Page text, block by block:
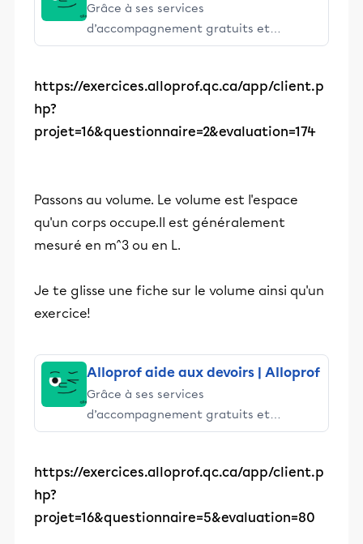
Grâce à ses services
d’accompagnement gratuits et
stimulants, Alloprof engage les élèves
éducative.
https://exercices.alloprof.qc.ca/app/client.p
hp?
projet=16&questionnaire=2&evaluation=174
Passons au volume. Le volume est l'espace
qu'un corps occupe.Il est généralement
mesuré en m^3 ou en L.
Je te glisse une fiche sur le volume ainsi qu'un
exercice!
Alloprof aide aux devoirs | Alloprof
Grâce à ses services
d’accompagnement gratuits et
stimulants, Alloprof engage les élèves
éducative.
https://exercices.alloprof.qc.ca/app/client.p
hp?
projet=16&questionnaire=5&evaluation=80